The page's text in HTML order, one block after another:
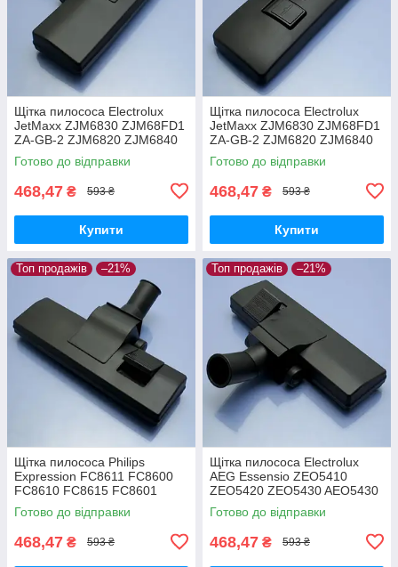
Щітка пилососа Electrolux
JetMaxx ZJM6830 ZJM68FD1
ZA-GB-2 ZJM6820 ZJM6840
EL4042A ZJG6800
двохрежимна
Готово до відправки
468,47 ₴ 593 ₴
Купити
Щітка пилососа Electrolux
JetMaxx ZJM6830 ZJM68FD1
ZA-GB-2 ZJM6820 ZJM6840
EL4042A ZJG6800 для
ламіната паркета
Готово до відправки
468,47 ₴ 593 ₴
Купити
Топ продажів –21%
Щітка пилососа Philips
Expression FC8611 FC8600
FC8610 FC8615 FC8601
FC8602 FC8604 FC8606
FC8612 FC8619
Готово до відправки
468,47 ₴ 593 ₴
Топ продажів –21%
Щітка пилососа Electrolux
AEG Essensio ZEO5410
ZEO5420 ZEO5430 AEO5430
ZEO5432 двохрежимна
Готово до відправки
468,47 ₴ 593 ₴